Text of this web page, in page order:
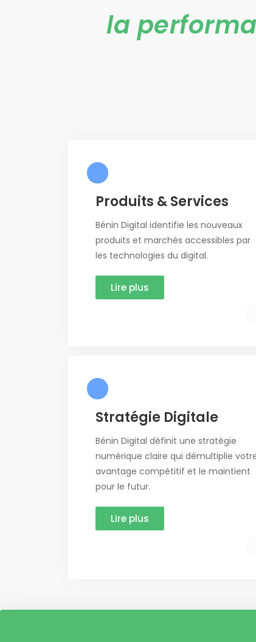
la
Produits & Services
Bénin Digital identifie les nouveaux
produits et marchés accessibles par
les technologies du digital.
Lire plus
Stratégie Digitale
Bénin Digital définit une stratégie
numérique claire qui démultiplie
avantage compétitif et le maintient
pour le futur.
Lire plus